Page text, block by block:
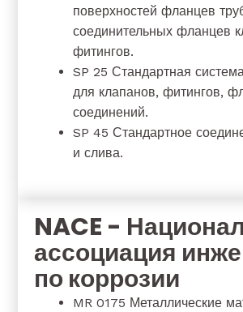
поверхностей фланцев
соединительных фланцев
фитингов.
SP 25 Стандартная
для клапанов, фитингов,
соединений.
SP 45 Стандартное
и слива.
NACE -
ассоциация
по коррозии
MR 0175 Металлические